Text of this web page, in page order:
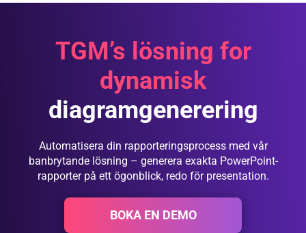
TGM’s lösning for
dynamisk
diagramgenerering
Automatisera din rapporteringsprocess med vår
banbrytande lösning – generera exakta PowerPoint-
rapporter på ett ögonblick, redo för presentation.
BOKA EN DEMO